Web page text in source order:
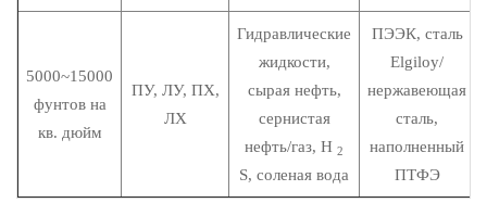
5000~15000
фунтов на
кв. дюйм
ПУ, ЛУ, ПХ,
ЛХ
Гидравлические
жидкости,
сырая нефть,
сернистая
нефть/газ, H 2
S, соленая вода
ПЭЭК, сталь
Elgiloy/
нержавеющая
сталь,
наполненный
ПТФЭ